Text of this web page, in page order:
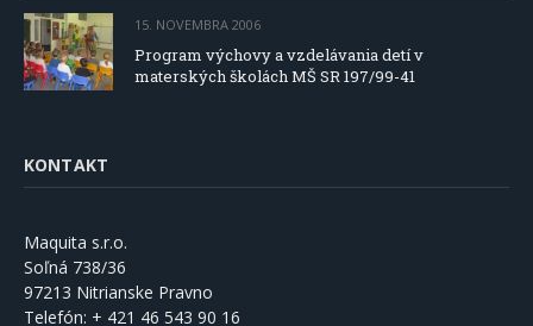
15. NOVEMBRA 2006
Program výchovy a vzdelávania detí v
materských školách MŠ SR 197/99-41
KONTAKT
Maquita s.r.o.
Soľná 738/36
97213 Nitrianske Pravno
Telefón: + 421 46 543 90 16